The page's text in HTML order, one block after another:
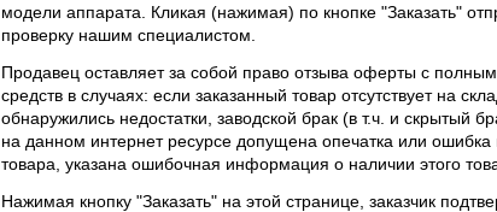
модели аппарата. Кликая (нажимая) по кнопке "Заказать"
проверку нашим специалистом.
Продавец оставляет за собой право отзыва оферты с
средств в случаях: если заказанный товар отсутствует на
обнаружились недостатки, заводской брак (в т.ч. и скрытый
на данном интернет ресурсе допущена опечатка или ошибка
товара, указана ошибочная информация о наличии этого
Нажимая кнопку "Заказать" на этой странице, заказчик